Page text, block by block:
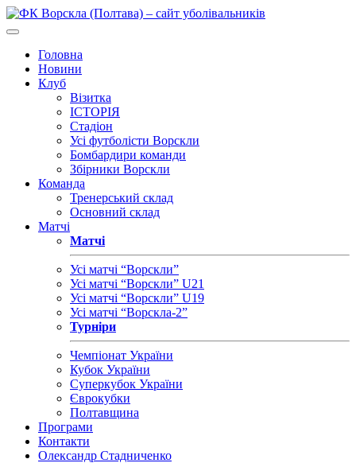
Головна
Новини
Клуб
Візитка
ІСТОРІЯ
Стадіон
Усі футболісти Ворскли
Бомбардири команди
Збірники Ворскли
Команда
Тренерський склад
Основний склад
Матчі
Матчі
Усі матчі “Ворскли”
Усі матчі “Ворскли” U21
Усі матчі “Ворскли” U19
Усі матчі “Ворскла-2”
Турніри
Чемпіонат України
Кубок України
Суперкубок України
Єврокубки
Полтавщина
Програми
Контакти
Олександр Стадниченко